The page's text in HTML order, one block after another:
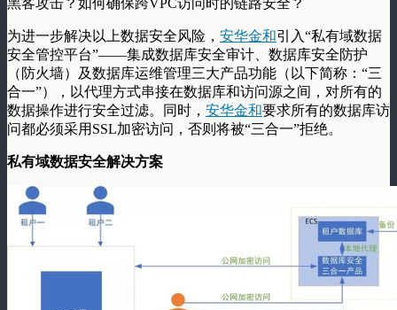
为进一步解决以上数据安全风险， 安华金和引入“私有域数据
安全管控平台”——集成数据库安全审计、数据库安全防护
（防火墙）及数据库运维管理三大产品功能（以下简称： “三
合一”），以代理方式串接在数据库和访问源之间，对所有的
数据操作进行安全过滤。同时， 安华金和要求所有的数据库访
问都必须采用 SSL加密访问，否则将被“三合一”拒绝。
私有域数据安全解决方案